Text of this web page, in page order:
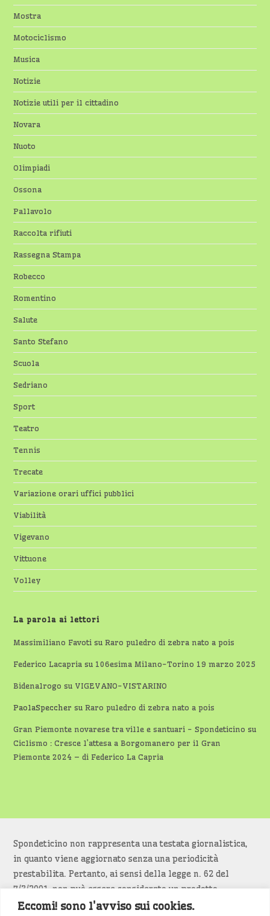
Eccomi! sono l'avviso sui cookies.
Mostra
Motociclismo
Musica
Notizie
Notizie utili per il cittadino
Novara
Nuoto
Olimpiadi
Ossona
Pallavolo
Raccolta rifiuti
Rassegna Stampa
Robecco
Romentino
Salute
Santo Stefano
Scuola
Sedriano
Sport
Teatro
Tennis
Trecate
Variazione orari uffici pubblici
Viabilità
Vigevano
Vittuone
Volley
La parola ai lettori
Massimiliano Favoti suRaro puledro di zebra nato a pois
Federico Lacapria su 106esima Milano-Torino 19 marzo 2025
Bidenalrogo su VIGEVANO-VISTARINO
PaolaSpeccher suRaro puledro di zebra nato a pois
Gran Piemonte novarese tra ville e santuari - Spondeticino su
Ciclismo : Cresce l’attesa a Borgomanero per il Gran
Piemonte 2024 – di Federico La Capria
Spondeticino non rappresenta una testata giornalistica,
in quanto viene aggiornato senza una periodicità
prestabilita. Pertanto, ai sensi della legge n. 62 del
7/3/2001, non può essere considerato un prodotto
editoriale.